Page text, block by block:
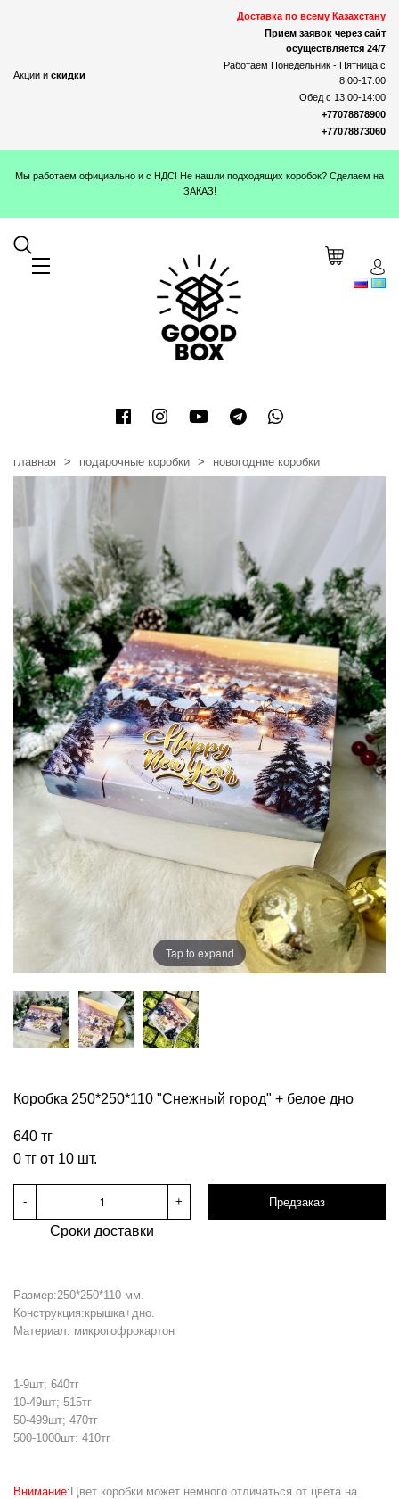
Акции и скидки
Доставка по всему Казахстану
Прием заявок через сайт
осуществляется 24/7
Работаем Понедельник - Пятница с
8:00-17:00
Обед с 13:00-14:00
+77078878900
+77078873060
Мы работаем официально и с НДС! Не нашли подходящих коробок? Сделаем на
ЗАКАЗ!
главная подарочные коробки новогодние коробки
Tap to expand
Коробка 250*250*110 "Снежный город" + белое дно
640 тг
0 тг от 10 шт.
- + Предзаказ
Сроки доставки
Размер:250*250*110 мм.
Конструкция:крышка+дно.
Материал: микрогофрокартон
1-9шт; 640тг
10-49шт; 515тг
50-499шт; 470тг
500-1000шт: 410тг
Внимание: Цвет коробки может немного отличаться от цвета на